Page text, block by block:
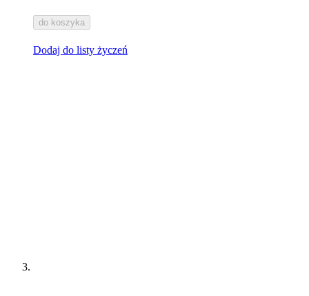
do koszyka
Dodaj do listy życzeń